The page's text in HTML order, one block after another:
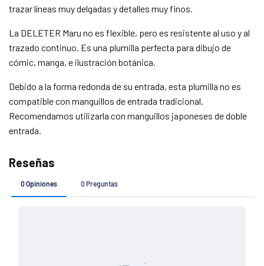
trazar líneas muy delgadas y detalles muy finos.
La DELETER Maru no es flexible, pero es resistente al uso y al
trazado continuo. Es una plumilla perfecta para dibujo de
cómic, manga, e ilustración botánica.
Debido a la forma redonda de su entrada, esta plumilla no es
compatible con manguillos de entrada tradicional.
Recomendamos utilizarla con manguillos japoneses de doble
entrada.
Agrega tu producto al carrito yelige pagar
2 En tu cuenta de Mercado Pago,elige la
cantidad de mesesy confirma.
3 Paga mes a mes
con saldo disponible,
débito u otros medios.
Crédito sujeto a aprobación.
¿Tienes dudas? Consulta nuestraAyuda.